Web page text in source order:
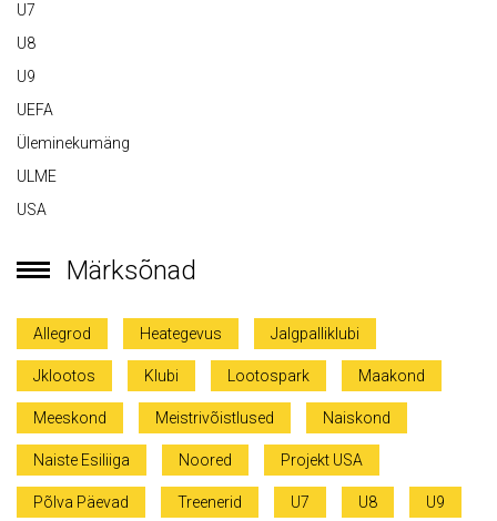
U7
U8
U9
UEFA
Üleminekumäng
ULME
USA
Märksõnad
Allegrod Heategevus Jalgpalliklubi
Jklootos Klubi Lootospark Maakond
Meeskond Meistrivõistlused Naiskond
Naiste Esiliiga Noored Projekt USA
Põlva Päevad Treenerid U7 U8 U9